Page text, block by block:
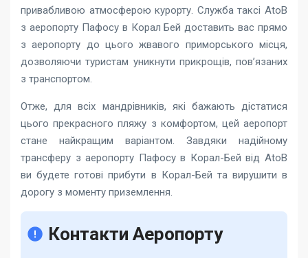
привабливою атмосферою курорту. Службатаксі AtoB
з аеропорту Пафосу в Корал Бей доставить вас прямо
з аеропорту до цього жвавого приморського місця,
дозволяючи туристам уникнути прикрощів, пов’язаних
з транспортом.
Отже, для всіх мандрівників, які бажають дістатися
цього прекрасного пляжу з комфортом, цей аеропорт
стане найкращим варіантом. Завдяки надійному
трансферу з аеропорту Пафосу в Корал-Бей від AtoB
ви будете готові прибути в Корал-Бей та вирушити в
дорогу з моменту приземлення.
Контакти Аеропорту